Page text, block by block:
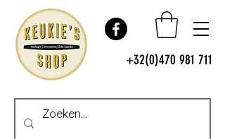
+32(0)470 981 711